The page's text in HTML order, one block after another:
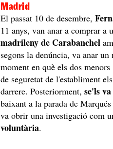
Madrid
El passat 10 de desembre,
11 anys, van anar a comprar a
madrileny de Carabanchel
segons la denúncia, va anar
moment en què els dos menors
de seguretat de l'establiment
darrere. Posteriorment,se'ls
baixant a la parada de
va obrir una investigació com
voluntària.